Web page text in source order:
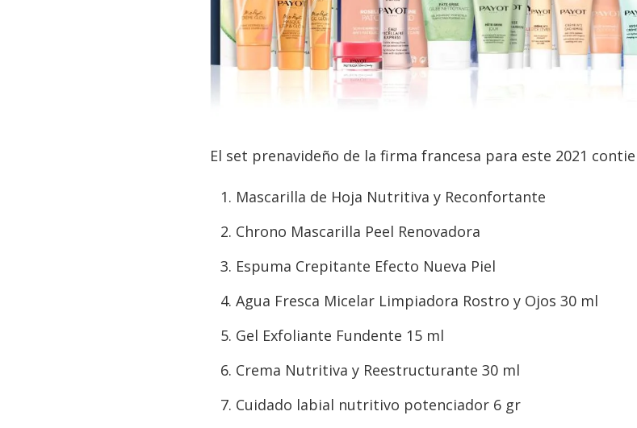
El set prenavideño de la firma francesa para este 2021
Mascarilla de Hoja Nutritiva y Reconfortante
Chrono Mascarilla Peel Renovadora
Espuma Crepitante Efecto Nueva Piel
Agua Fresca Micelar Limpiadora Rostro y Ojos 30 ml
Gel Exfoliante Fundente 15 ml
Crema Nutritiva y Reestructurante 30 ml
Cuidado labial nutritivo potenciador 6 gr